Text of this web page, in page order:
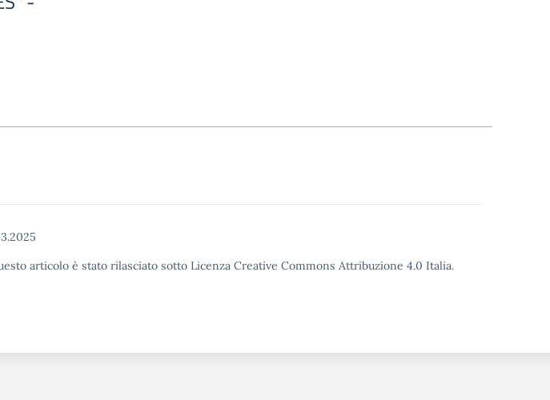
articolo è stato rilasciato sotto Licenza Creative Commons Attribuzione 4.0 Italia.